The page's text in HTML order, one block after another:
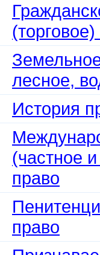
лесное,
История
(частное
право
право